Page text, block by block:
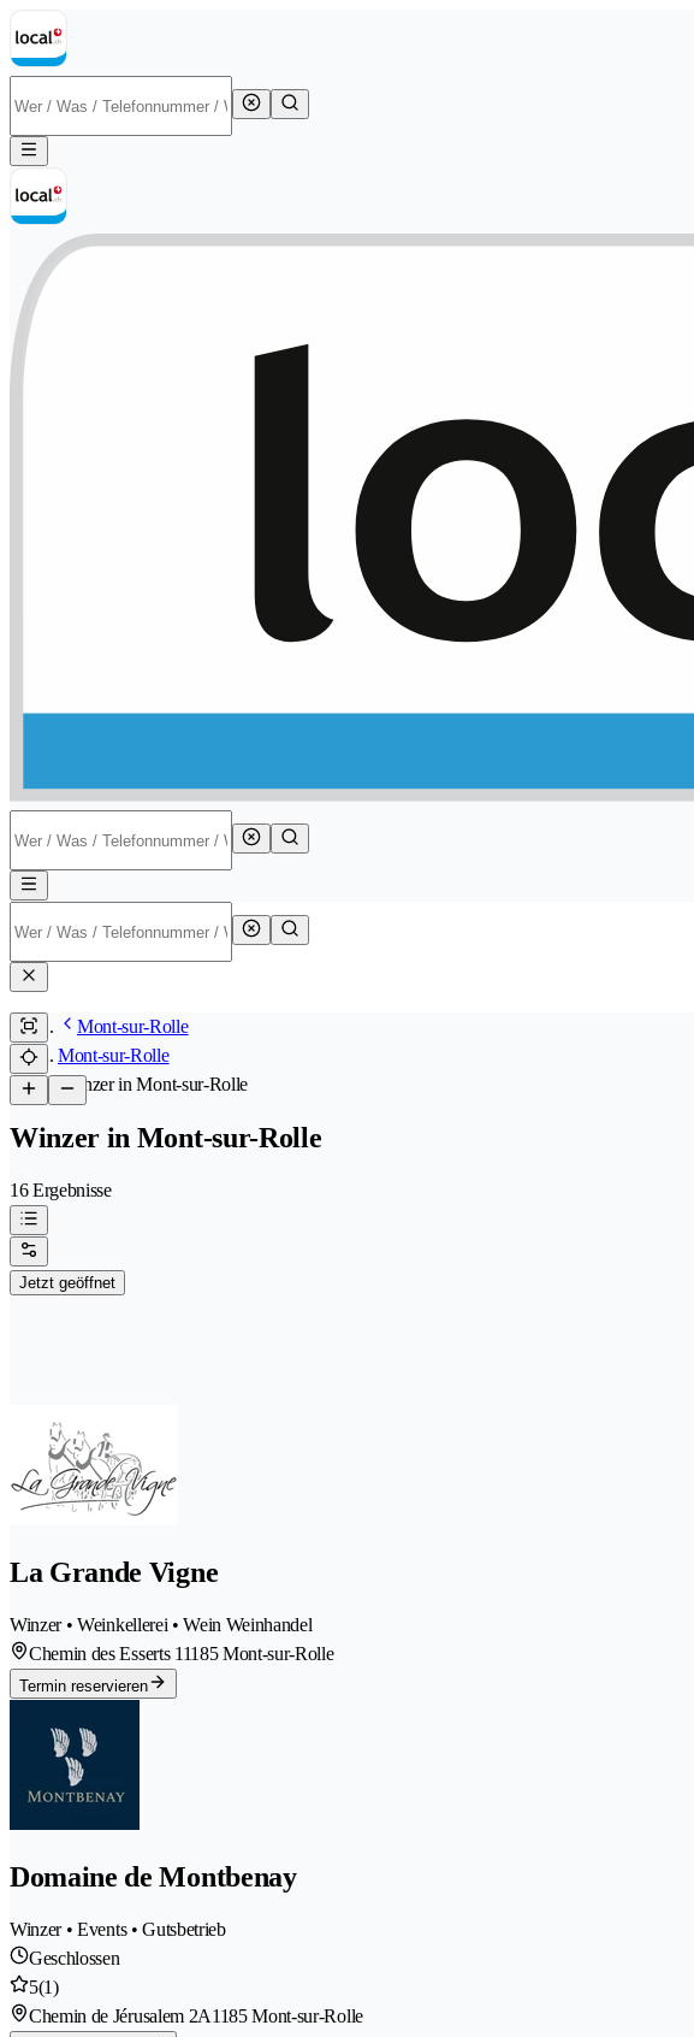
Mont-sur-Rolle
Mont-sur-Rolle
/Winzer in Mont-sur-Rolle
Winzer in Mont-sur-Rolle
16 Ergebnisse
Jetzt geöffnet
La Grande Vigne
Winzer • Weinkellerei • Wein Weinhandel
Chemin des Esserts 11185 Mont-sur-Rolle
Termin reservieren
Domaine de Montbenay
Winzer • Events • Gutsbetrieb
Geschlossen
5(1)
Chemin de Jérusalem 2A1185 Mont-sur-Rolle